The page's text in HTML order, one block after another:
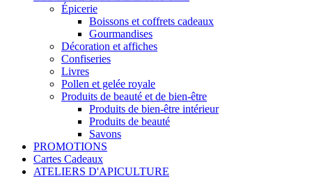
Épicerie
Boissons et coffrets cadeaux
Gourmandises
Décoration et affiches
Confiseries
Livres
Pollen et gelée royale
Produits de beauté et de bien-être
Produits de bien-être intérieur
Produits de beauté
Savons
PROMOTIONS
Cartes Cadeaux
ATELIERS D'APICULTURE